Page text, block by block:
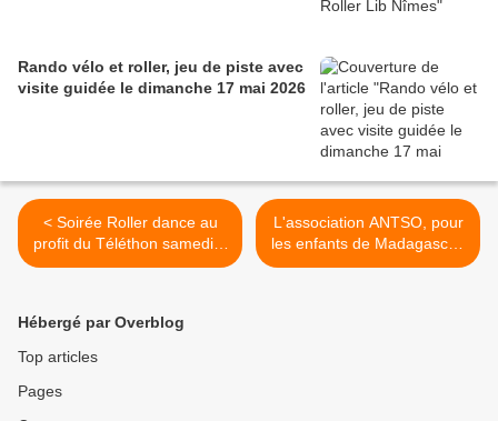
Rando vélo et roller, jeu de piste avec
visite guidée le dimanche 17 mai 2026
< Soirée Roller dance au
profit du Téléthon samedi 9
décembre 2023
L'association ANTSO, pour
les enfants de Madagascar,
a besoin d'un peu de votre
Hébergé par Overblog
Top articles
Pages